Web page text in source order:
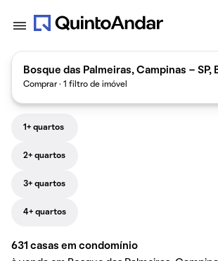
Bosque das Palmeiras, Campinas - SP,
Comprar · 1 filtro de imóvel
1+ quartos
2+ quartos
3+ quartos
4+ quartos
631 casas em condomínio